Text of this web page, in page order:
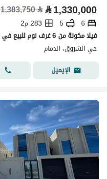
⃁1,330,000
⃁
1,383,750
6
5
283 م2
فيلا مكونة من 6 غرف نوم للبيع في الشروق، الدمام
حي الشروق، الدمام
الإيميل